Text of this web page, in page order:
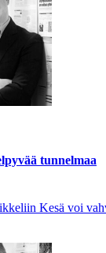
tunnelmaa
Kesä voi